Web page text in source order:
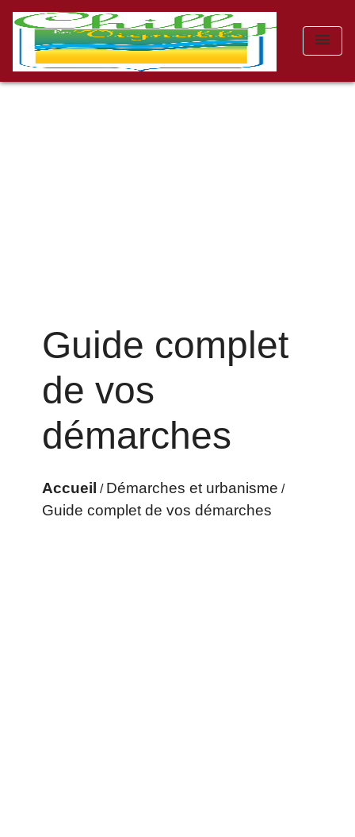
menu
Guide complet
de vos
démarches
Accueil / Démarches et urbanisme /
Guide complet de vos démarches